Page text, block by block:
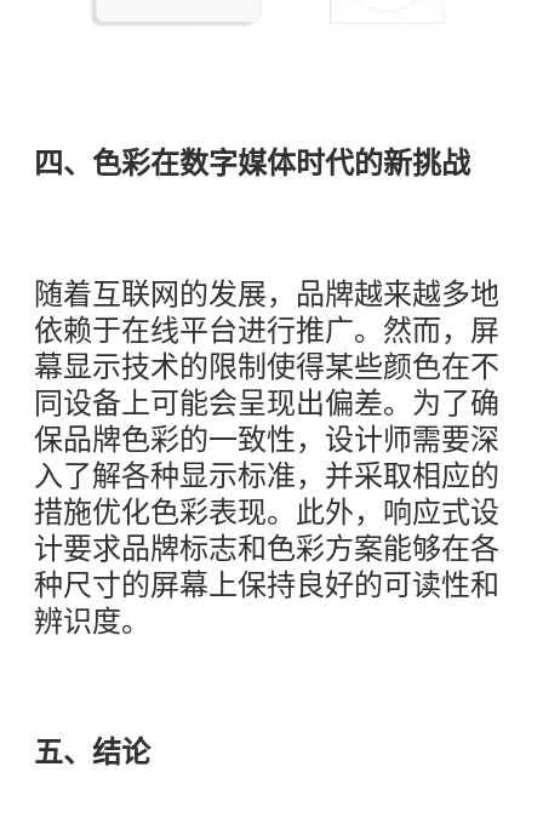
四、色彩在数字媒体时代的新挑战
随着互联网的发展，品牌越来越多地
依赖于在线平台进行推广。然而，屏
幕显示技术的限制使得某些颜色在不
同设备上可能会呈现出偏差。为了确
保品牌色彩的一致性，设计师需要深
入了解各种显示标准，并采取相应的
措施优化色彩表现。此外，响应式设
计要求品牌标志和色彩方案能够在各
种尺寸的屏幕上保持良好的可读性和
辨识度。
五、结论